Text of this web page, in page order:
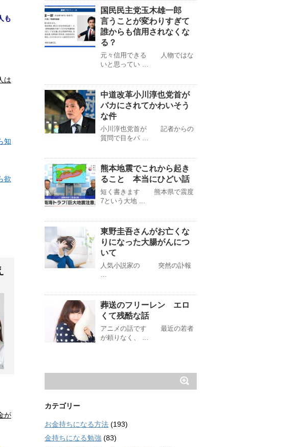
も
は
知
欲
が
国民民主党玉木雄一郎
言うことが変わりすぎて
誰からも信用されなくな
る？
元々信用できる 人物ではな
いと思ってい …
中道改革小川淳也党首が
バカにされてかわいそう
な件
小川淳也党首が 記者からの
質問で目をパ …
熊本地震でこれから起き
ること 本当にひどい話
短く書きます 熊本県で震度
7という大地 …
東野圭吾さんがお亡くな
りになった大腸がんにつ
いて
人気小説家の 突然の訃報
…
葬送のフリーレン エロ
くて残酷な話
アニメの話です 最近の若者
が頼りなく、 …
カテゴリー
お金持ちになる方法 (193)
金持ちになる勉強 (83)